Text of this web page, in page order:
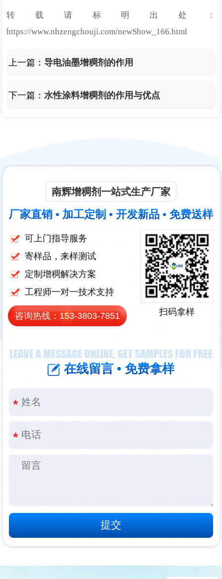
转载请标明出处：
https://www.nhzengchouji.com/newShow_166.html
上一篇：导电油墨增稠剂的作用
下一篇： 水性涂料增稠剂的作用与优点
LEAVE A MESSAGE ONLINE, GET SAMPLES FOR FREE
在线留言 • 免费拿样
南辉增稠剂一站式生产厂家
厂家直销 • 加工定制 • 开发新品 • 免费送样
可上门指导服务
寄样品，来样测试
定制增稠解决方案
工程师一对一技术支持
咨询热线： 153-3803-7851 扫码拿样